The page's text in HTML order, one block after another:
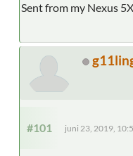
Sent from my Nexus
#101 juni 23, 2019,